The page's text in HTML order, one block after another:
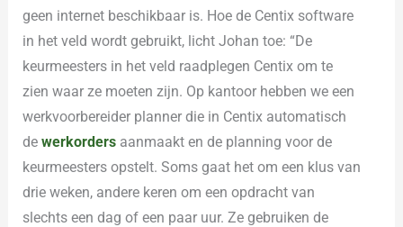
geen internet beschikbaar is. Hoe de Centix software
in het veld wordt gebruikt, licht Johan toe: “De
keurmeesters in het veld raadplegen Centix om te
zien waar ze moeten zijn. Op kantoor hebben we een
werkvoorbereider planner die in Centix automatisch
dewerkorders aanmaakt en de planning voor de
keurmeesters opstelt. Soms gaat het om een klus van
drie weken, andere keren om een opdracht van
slechts een dag of een paar uur. Ze gebruiken de